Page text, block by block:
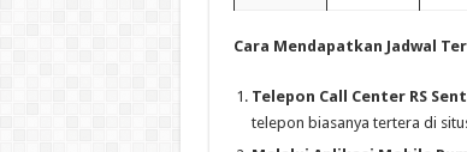
Cara Mendapatkan Jadwal
Telepon Call Center RS
telepon biasanya tertera di